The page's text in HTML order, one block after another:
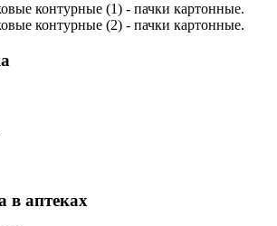
контурные (1) - пачки картонные.
контурные (2) - пачки картонные.
в аптеках